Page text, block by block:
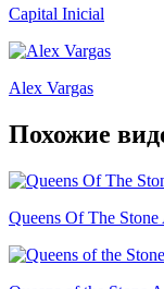
Capital Inicial
Alex Vargas
Похожие
Queens Of The